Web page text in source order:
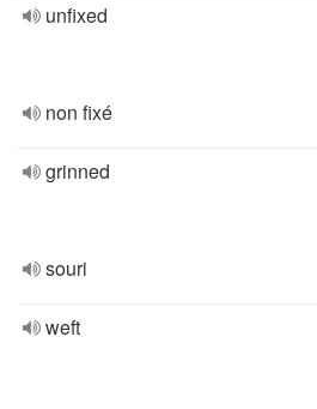
unfixed
non fixé
grinned
souri
weft